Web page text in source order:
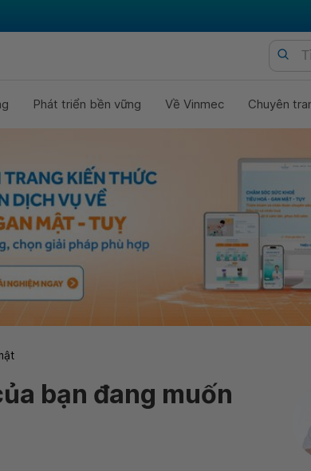
Phát triển bền vững Về Vinmec Chuyên
bạn đang muốn